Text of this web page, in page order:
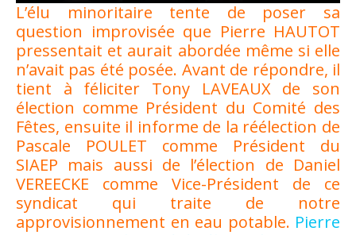
L’élu minoritaire tente de poser sa
question improvisée que Pierre HAUTOT
pressentait et aurait abordée même si elle
n’avait pas été posée. Avant de répondre, il
tient à féliciter Tony LAVEAUX de son
élection comme Président du Comité des
Fêtes, ensuite il informe de la réélection de
Pascale POULET comme Président du
SIAEP mais aussi de l’élection de Daniel
VEREECKE comme Vice-Président de ce
syndicat qui traite de notre
approvisionnement en eau potable. Pierre